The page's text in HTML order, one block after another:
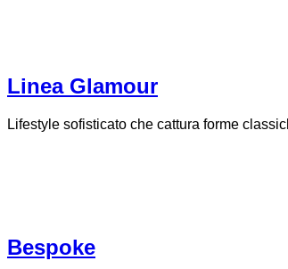
Linea Glamour
Lifestyle sofisticato che cattura forme
Bespoke